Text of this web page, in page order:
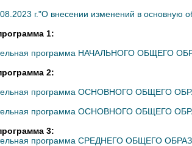
г."О внесении изменений в основную
1:
программа НАЧАЛЬНОГО ОБЩЕГО
2:
программа ОСНОВНОГО ОБЩЕГО
программа ОСНОВНОГО ОБЩЕГО
3:
программа СРЕДНЕГО ОБЩЕГО